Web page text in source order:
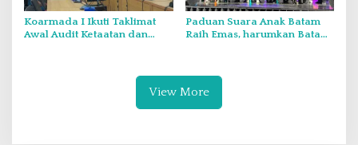
Koarmada I Ikuti Taklimat
Awal Audit Ketaatan dan
Paduan Suara Anak Batam
Raih Emas, harumkan Batam
View More